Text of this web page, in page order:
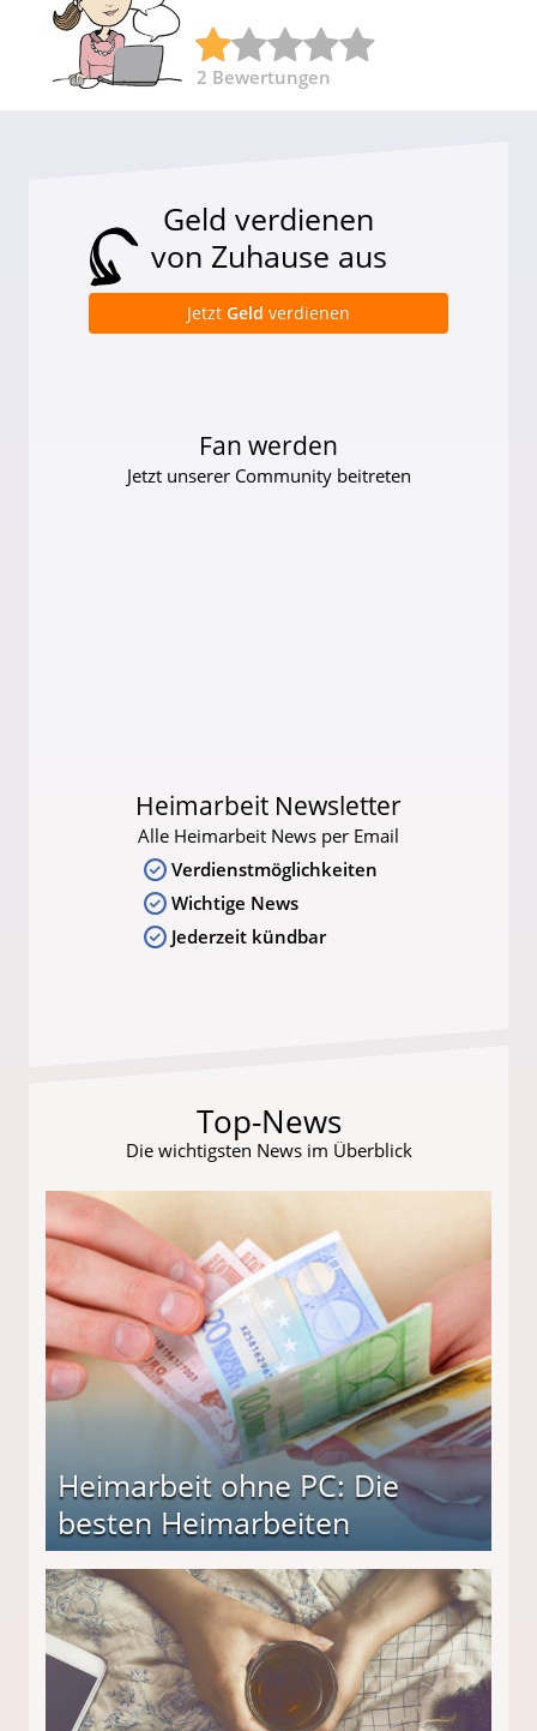
2 Bewertungen
Geld verdienen
von Zuhause aus
Jetzt Geld verdienen
Fan werden
Jetzt unserer Community beitreten
Heimarbeit Newsletter
Alle Heimarbeit News per Email
Verdienstmöglichkeiten
Wichtige News
Jederzeit kündbar
Top-News
Die wichtigsten News im Überblick
Heimarbeit ohne PC: Die
besten Heimarbeiten